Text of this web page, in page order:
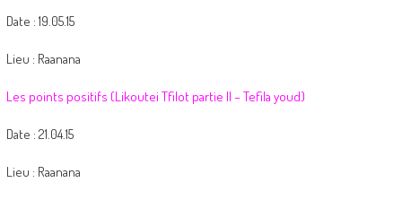
Date : 19.05.15
Lieu : Raanana
Les points positifs (Likoutei Tfilot partie II – Tefila youd)
Date : 21.04.15
Lieu : Raanana